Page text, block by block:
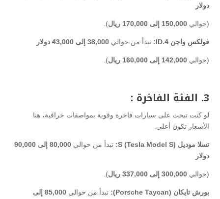
دولار
(حوالي 150,000 إلى 170,000 ريال ).
فولكس واجن ID.4: تبدأ من حوالي 38,000 إلى 43,000 دولار
(حوالي 142,000 إلى 160,000 ريال ).
3. الفئة الفاخرة :
لو كنت تبحث على سيارات فاخرة وقوية بمواصفات خرافية، هنا
الأسعار تكون أعلى.
تسلا موديل S (Tesla Model S): تبدأ من حوالي
80,000 إلى 90,000
دولار
(حوالي 300,000 إلى 337,000 ريال ).
بورش تايكان (Porsche Taycan): تبدأ من حوالي
85,000 إلى